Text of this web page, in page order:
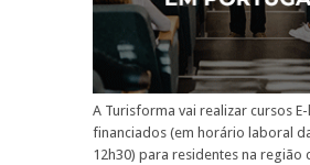
A Turisforma vai realizar cursos
financiados (em horário laboral
12h30) para residentes na região